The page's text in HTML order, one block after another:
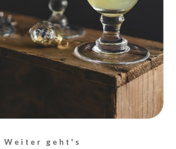
Weiter geht's